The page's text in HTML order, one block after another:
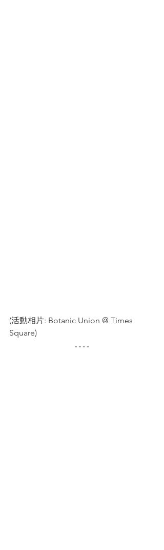
(活動相片: Botanic Union @ Times
Square)